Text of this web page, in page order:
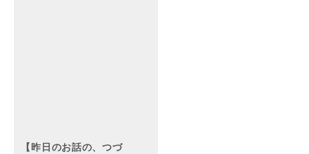
【昨日のお話の、つづ